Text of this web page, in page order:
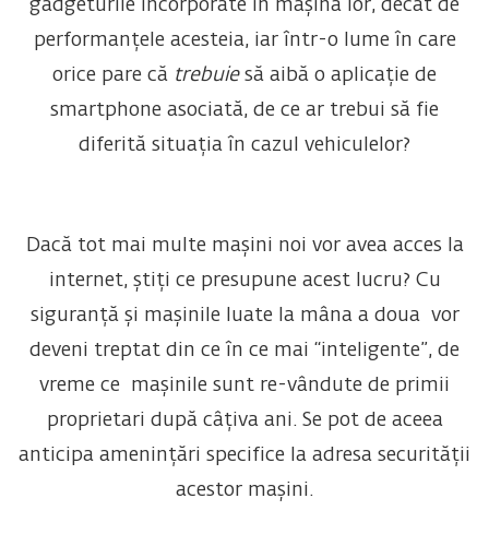
gadgeturile încorporate în mașina lor, decât de
performanțele acesteia, iar într-o lume în care
orice pare că trebuie să aibă o aplicație de
smartphone asociată, de ce ar trebui să fie
diferită situația în cazul vehiculelor?
Dacă tot mai multe mașini noi vor avea acces la
internet, știți ce presupune acest lucru? Cu
siguranță și mașinile luate la mâna a doua vor
deveni treptat din ce în ce mai “inteligente”, de
vreme ce mașinile sunt re-vândute de primii
proprietari după câțiva ani. Se pot de aceea
anticipa amenințări specifice la adresa securității
acestor mașini.